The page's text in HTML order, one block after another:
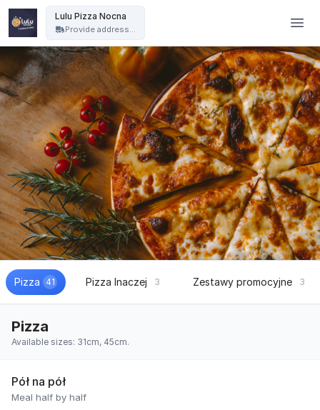
Lulu Pizza Nocna
Provide address...
Pizza 41 Pizza Inaczej 3 Zestawy promocyjne 3
Pizza
Available sizes: 31cm, 45cm.
Pół na pół
Meal half by half